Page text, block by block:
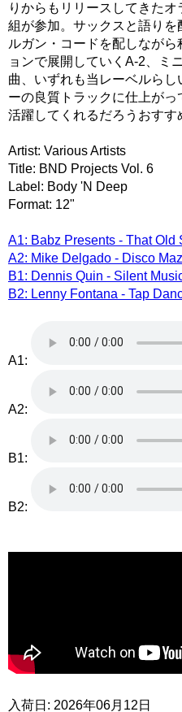
りからもリリースしてきた
組が参加。サックスと語り
ルガン・コードを配しなが
ョンで展開していくA-2、ミ
曲、いずれも当レーベルら
ーの良質トラックに仕上が
活躍してくれるだろうおす
Artist: Various Artists
Title: BND Projects Vol. 6
Label: Body 'N Deep
Format: 12"
A1: Babz Presents - That Old
A2: Mike Delgado - Disco
B1: Dennis Quin - Silent
B2: Lenny Fontana - Tap
A1:
A2:
B1:
B2:
入荷日: 2026年06月12日